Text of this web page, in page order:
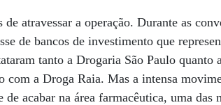
atravessar a operação. Durante as
de bancos de investimento que
tanto a Drogaria São Paulo quanto
com a Droga Raia. Mas a intensa
de acabar na área farmacêutica, uma